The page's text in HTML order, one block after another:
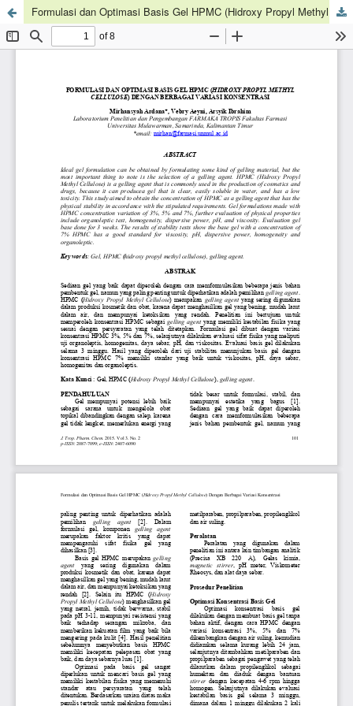
Formulasi dan Optimasi Basis Gel HPMC (Hidroxy Propyl Methyl Cellulose) dengan Berbagai Variasi Konsentrasi